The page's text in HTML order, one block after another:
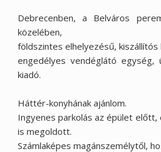
Debrecenben, a Belváros
közelében,
földszintes elhelyezésű, kiszállítós
engedélyes vendéglátó egység,
kiadó.
Háttér-konyhának ajánlom.
Ingyenes parkolás az épület előtt,
is megoldott.
Számlaképes magánszemélytől,